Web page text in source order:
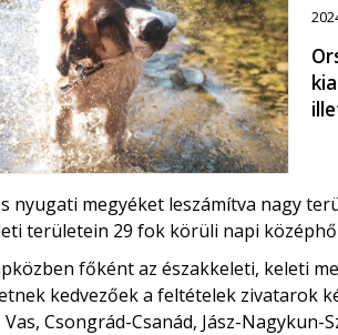
nyugati megyéket leszámítva nagy
területein 29 fok körüli napi
főként az északkeleti, keleti
kedvezőek a feltételek zivatarok
Csongrád-Csanád, Jász-